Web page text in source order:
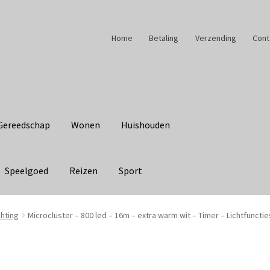
Home Betaling Verzending
Wonen Huishouden
Speelgoed Reizen Sport
Microcluster – 800 led – 16m – extra warm wit – Timer –